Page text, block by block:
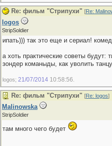
Re: фильм "Стрипухи" [Re:
logos
StripSoldier
ипать))) так это еще и сериал!
а хоть практические советы будут:
зондер команыды, как уволить
logos; 21/07/2014 10:58:56
Re: фильм "Стрипухи" [Re: logos]
Malinowska
StripSoldier
там много чего будет